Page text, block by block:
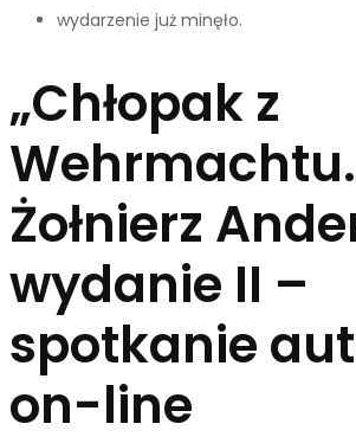
wydarzenie już minęło.
„Chłopak z
Wehrmachtu.
Żołnierz
wydanie II –
spotkanie
on-line